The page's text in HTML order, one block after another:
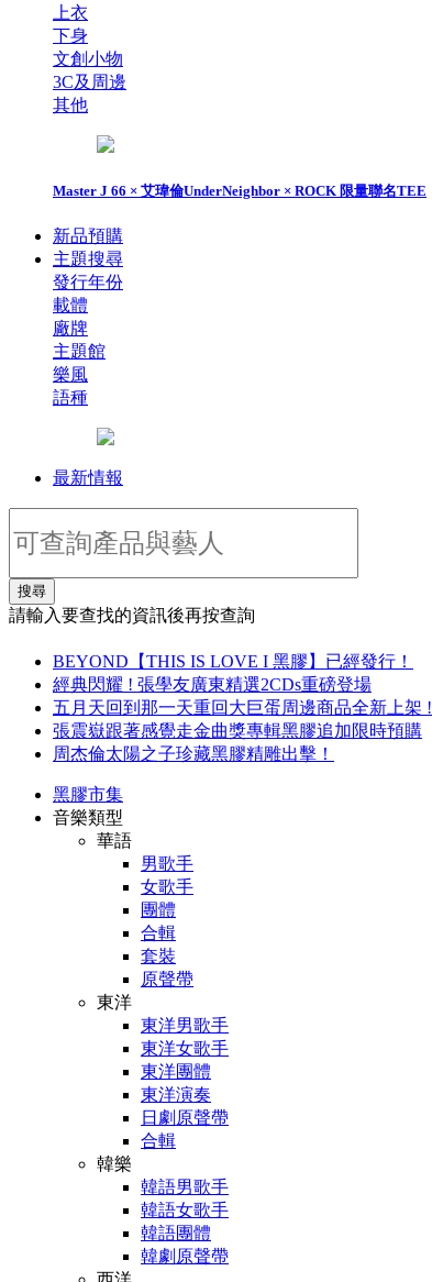
上衣
下身
文創小物
3C及周邊
其他
Master J 66 × 艾瑋倫UnderNeighbor × ROCK 限量聯名TEE
新品預購
主題搜尋
發行年份
載體
廠牌
主題館
樂風
語種
最新情報
搜尋
請輸入要查找的資訊後再按查詢
BEYOND【THIS IS LOVE I 黑膠】已經發行！
經典閃耀 ! 張學友廣東精選2CDs重磅登場
五月天回到那一天重回大巨蛋周邊商品全新上架 !
張震嶽跟著感覺走金曲獎專輯黑膠追加限時預購
周杰倫太陽之子珍藏黑膠精雕出擊！
黑膠市集
音樂類型
華語
男歌手
女歌手
團體
合輯
套裝
原聲帶
東洋
東洋男歌手
東洋女歌手
東洋團體
東洋演奏
日劇原聲帶
合輯
韓樂
韓語男歌手
韓語女歌手
韓語團體
韓劇原聲帶